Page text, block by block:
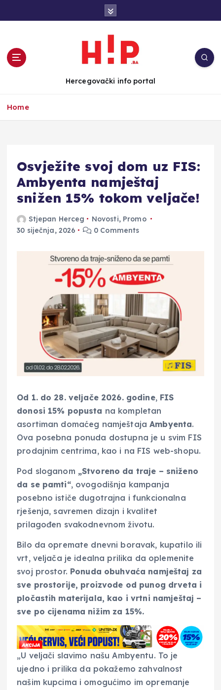
e
Hercegovački info portal
Home
Osvježite svoj dom uz FIS:
Ambyenta namještaj
snižen 15% tokom veljače!
Stjepan Herceg Novosti, Promo
30 siječnja, 2026
0 Comments
Od 1. do 28. veljače 2026. godine, FIS
donosi 15% popusta na kompletan
asortiman domaćeg namještajaAmbyenta.
Ova posebna ponuda dostupna je u svim FIS
prodajnim centrima, kao i na FIS web-shopu.
Pod sloganom „Stvoreno da traje – sniženo
da se pamti“, ovogodišnja kampanja
posebno ističe dugotrajna i funkcionalna
rješenja, savremen dizajn i kvalitet
prilagođen svakodnevnom životu.
Bilo da opremate dnevni boravak, kupatilo ili
vrt, veljača je idealna prilika da oplemenite
svoj prostor. Ponuda obuhvaća namještaj za
sve prostorije, proizvode od punog drveta i
pločastih materijala, kao i vrtni namještaj –
sve po cijenama nižim za 15%.
„U veljači slavimo našu Ambyentu. To je
ujedno i prilika da pokažemo zahvalnost
našim kupcima i omogućimo im opremanje